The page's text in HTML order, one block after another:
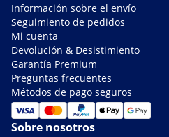
Información sobre el envío
Seguimiento de pedidos
Mi cuenta
Devolución & Desistimiento
Garantía Premium
Preguntas frecuentes
Métodos de pago seguros
Sobre nosotros